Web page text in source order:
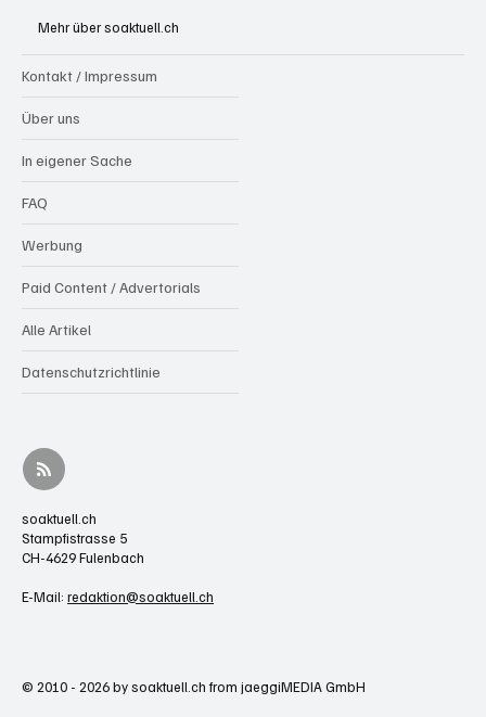
Mehr über soaktuell.ch
Kontakt / Impressum
Über uns
In eigener Sache
FAQ
Werbung
Paid Content / Advertorials
Alle Artikel
Datenschutzrichtlinie
soaktuell.ch
Stampfistrasse 5
CH-4629 Fulenbach
E-Mail: redaktion@soaktuell.ch
© 2010 - 2026 by soaktuell.ch from jaeggiMEDIA GmbH